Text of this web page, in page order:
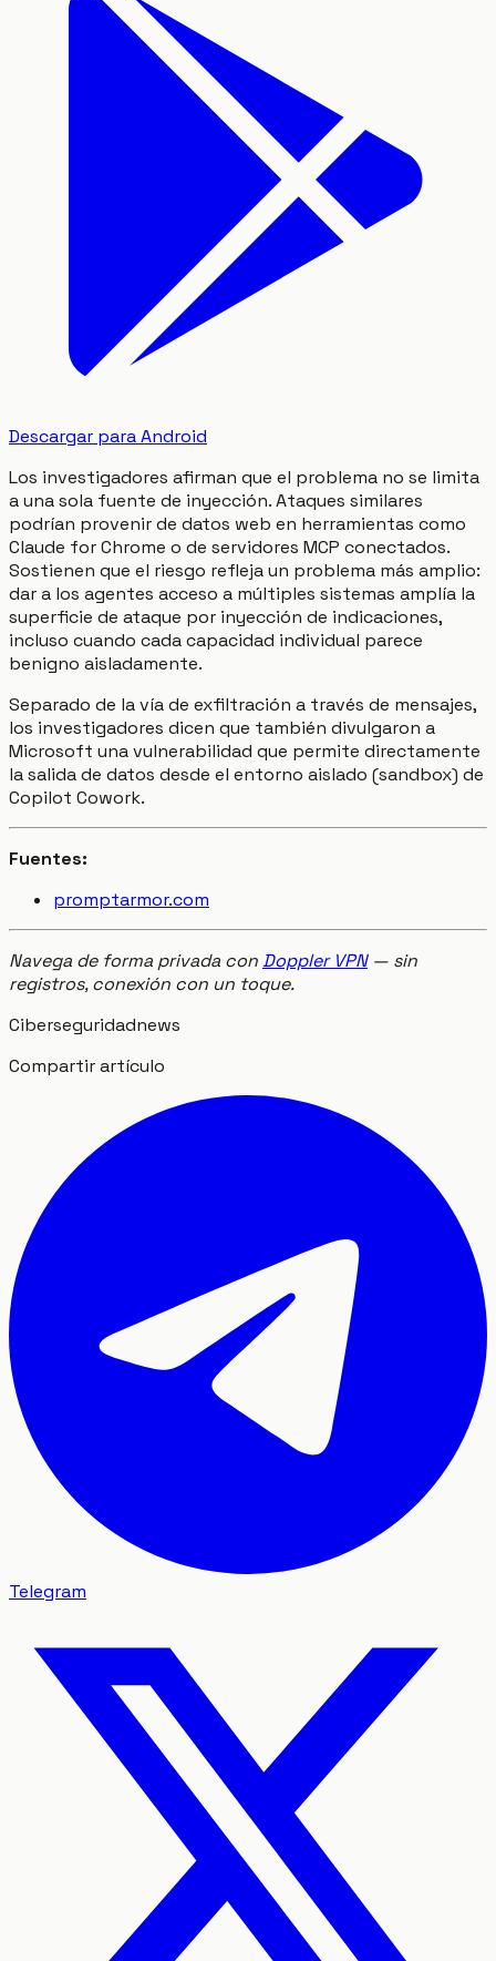
Descargar para Android
Los investigadores afirman que el problema no se limita
a una sola fuente de inyección. Ataques similares
podrían provenir de datos web en herramientas como
Claude for Chrome o de servidores MCP conectados.
Sostienen que el riesgo refleja un problema más amplio:
dar a los agentes acceso a múltiples sistemas amplía la
superficie de ataque por inyección de indicaciones,
incluso cuando cada capacidad individual parece
benigno aisladamente.
Separado de la vía de exfiltración a través de mensajes,
los investigadores dicen que también divulgaron a
Microsoft una vulnerabilidad que permite directamente
la salida de datos desde el entorno aislado (sandbox) de
Copilot Cowork.
Fuentes:
promptarmor.com
Navega de forma privada conDoppler VPN— sin
registros, conexión con un toque.
Ciberseguridadnews
Compartir artículo
Telegram